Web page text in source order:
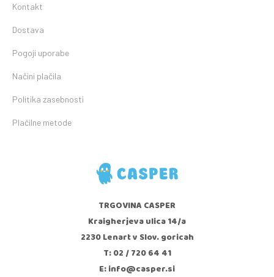
Kontakt
Dostava
Pogoji uporabe
Načini plačila
Politika zasebnosti
Plačilne metode
TRGOVINA CASPER
Kraigherjeva ulica 14/a
2230 Lenart v Slov. goricah
T: 02 / 720 64 41
E: info@casper.si